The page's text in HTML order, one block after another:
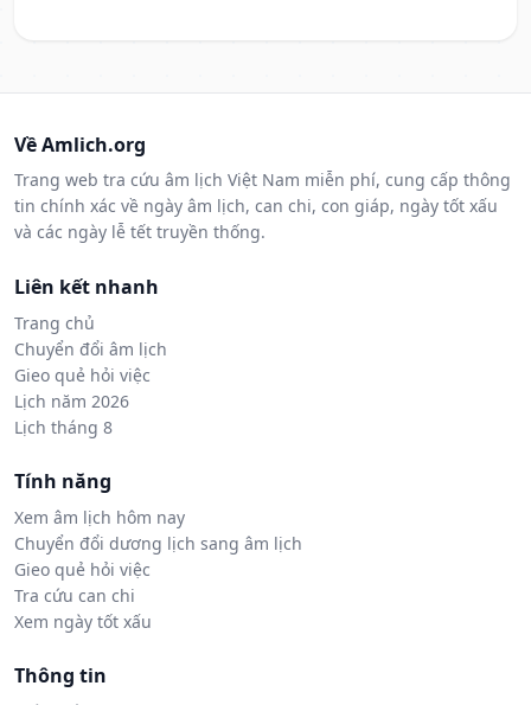
Về Amlich.org
Trang web tra cứu âm lịch Việt Nam miễn phí, cung cấp thông
tin chính xác về ngày âm lịch, can chi, con giáp, ngày tốt xấu
và các ngày lễ tết truyền thống.
Liên kết nhanh
Trang chủ
Chuyển đổi âm lịch
Gieo quẻ hỏi việc
Lịch năm 2026
Lịch tháng 8
Tính năng
Xem âm lịch hôm nay
Chuyển đổi dương lịch sang âm lịch
Gieo quẻ hỏi việc
Tra cứu can chi
Xem ngày tốt xấu
Thông tin